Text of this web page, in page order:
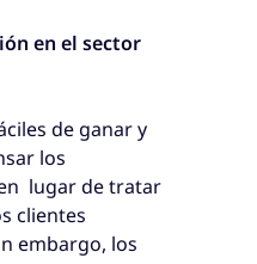
en el sector
de ganar y
los
lugar de tratar
clientes
embargo, los